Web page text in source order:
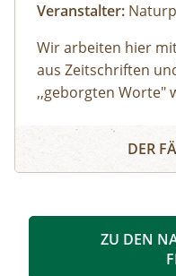
Veranstalter:
Wir arbeiten hier
aus Zeitschriften
,,geborgten Worte"
Worte können
zurechtgeschnitten
Anschluss mit
Wort Collage
DER
ZU DEN